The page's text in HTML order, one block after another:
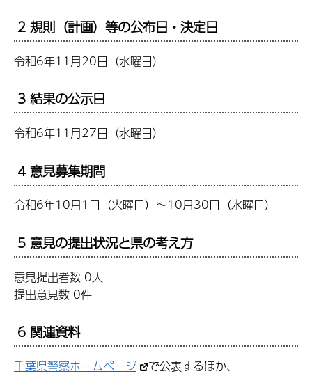
2 規則（計画）等の公布日・決定日
令和6年11月20日（水曜日）
3 結果の公示日
令和6年11月27日（水曜日）
4 意見募集期間
令和6年10月1日（火曜日）～10月30日（水曜日）
5 意見の提出状況と県の考え方
意見提出者数 0人
提出意見数 0件
6 関連資料
千葉県警察ホームページ
で公表するほか、